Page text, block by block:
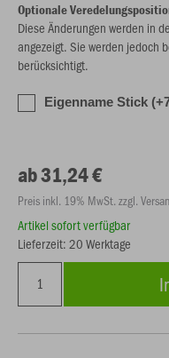
Optionale
Diese Änderungen werden in
angezeigt. Sie werden jedoch
berücksichtigt.
Eigenname Stick
ab 31,24 €
Preis inkl. 19% MwSt. zzgl.
Artikel sofort verfügbar
Lieferzeit: 20 Werktage